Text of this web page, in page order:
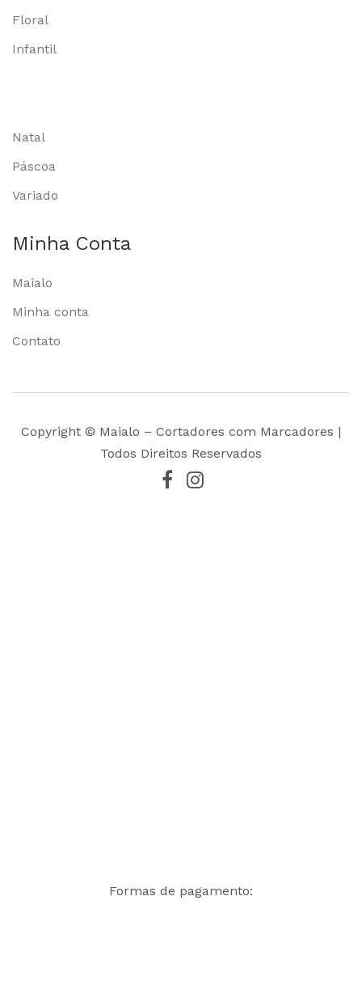
Floral
Infantil
Natal
Páscoa
Variado
Minha Conta
Maialo
Minha conta
Contato
Copyright © Maialo – Cortadores com Marcadores |
Todos Direitos Reservados
Formas de pagamento: